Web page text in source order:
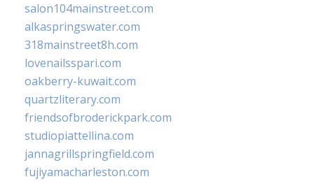
salon104mainstreet.com
alkaspringswater.com
318mainstreet8h.com
lovenailsspari.com
oakberry-kuwait.com
quartzliterary.com
friendsofbroderickpark.com
studiopiattellina.com
jannagrillspringfield.com
fujiyamacharleston.com